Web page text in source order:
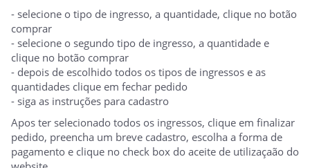
- selecione o tipo de ingresso, a quantidade, clique no botão
comprar
- selecione o segundo tipo de ingresso, a quantidade e
clique no botão comprar
- depois de escolhido todos os tipos de ingressos e as
quantidades clique em fechar pedido
- siga as instruções para cadastro
Apos ter selecionado todos os ingressos, clique em finalizar
pedido, preencha um breve cadastro, escolha a forma de
pagamento e clique no check box do aceite de utilizaçaão do